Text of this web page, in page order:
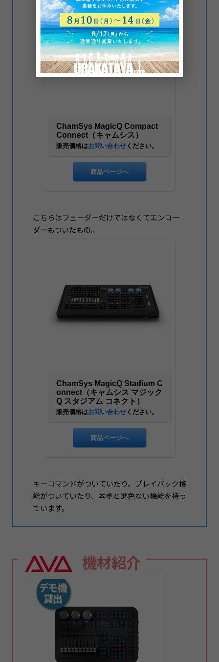
こちらはフェーダーだけではなくてエンコー
ダーもついたもの。
キーコマンドがついていたり、プレイバック機
能がついていたり、本卓と遜色ない機能を持っ
ています。
機材紹介